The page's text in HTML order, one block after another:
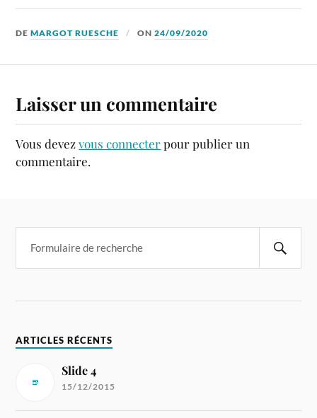
DEMARGOT RUESCHE ON24/09/2020
Laisser un commentaire
Vous devezvous connecterpour publier un
commentaire.
ARTICLES RÉCENTS
Slide 4
15/12/2015